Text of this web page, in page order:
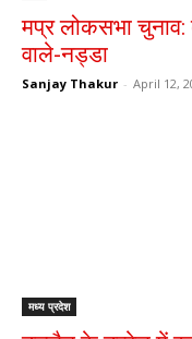
मप्र लोकसभा
वाले-नड्डा
Sanjay Thakur - April 12,
मध्य प्रदेश